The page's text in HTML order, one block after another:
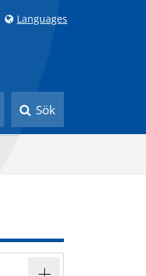
Languages
Sök